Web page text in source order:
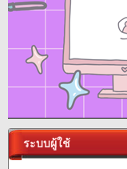
ระบบผู้ใช้